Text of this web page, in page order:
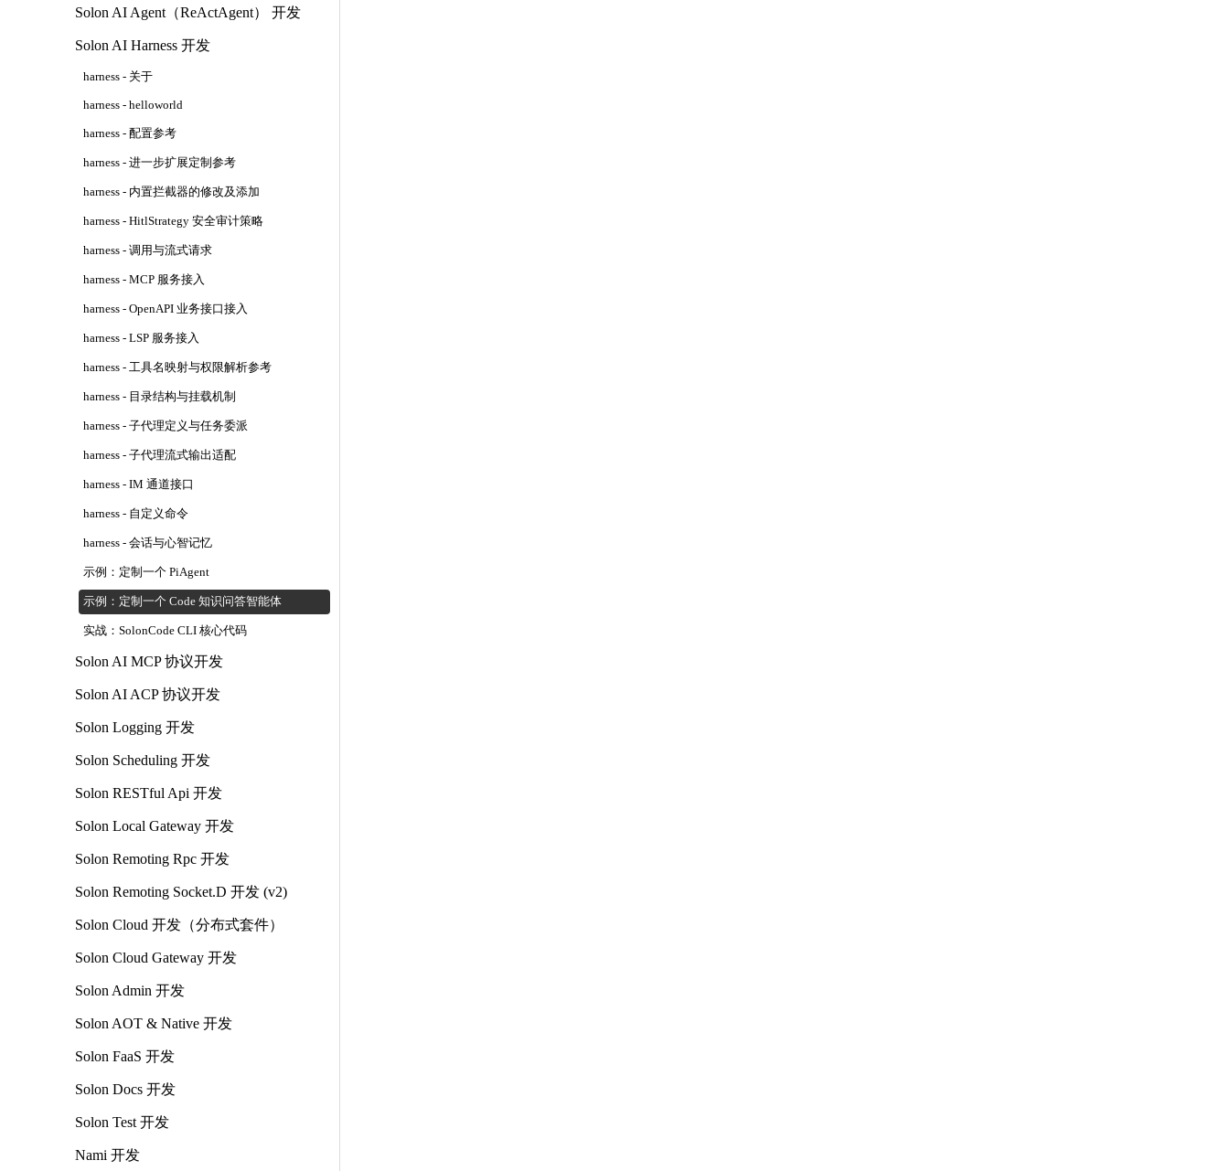
Solon AI Agent（ReActAgent） 开发
Solon AI Harness 开发
harness - 关于
harness - helloworld
harness - 配置参考
harness - 进一步扩展定制参考
harness - 内置拦截器的修改及添加
harness - HitlStrategy 安全审计策略
harness - 调用与流式请求
harness - MCP 服务接入
harness - OpenAPI 业务接口接入
harness - LSP 服务接入
harness - 工具名映射与权限解析参考
harness - 目录结构与挂载机制
harness - 子代理定义与任务委派
harness - 子代理流式输出适配
harness - IM 通道接口
harness - 自定义命令
harness - 会话与心智记忆
示例：定制一个 PiAgent
示例：定制一个 Code 知识问答智能体
实战：SolonCode CLI 核心代码
Solon AI MCP 协议开发
Solon AI ACP 协议开发
Solon Logging 开发
Solon Scheduling 开发
Solon RESTful Api 开发
Solon Local Gateway 开发
Solon Remoting Rpc 开发
Solon Remoting Socket.D 开发 (v2)
Solon Cloud 开发（分布式套件）
Solon Cloud Gateway 开发
Solon Admin 开发
Solon AOT & Native 开发
Solon FaaS 开发
Solon Docs 开发
Solon Test 开发
Nami 开发